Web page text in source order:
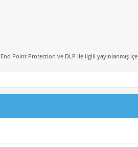
Point Protection ve DLP ile ilgili yayınlanmış